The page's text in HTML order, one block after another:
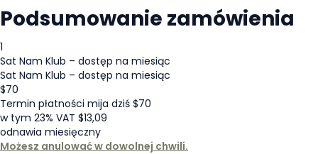
Podsumowanie zamówienia
1
Sat Nam Klub – dostęp na miesiąc
Sat Nam Klub – dostęp na miesiąc
$70
Termin płatności mija dziś $70
w tym 23% VAT $13,09
odnawia miesięczny
Możesz anulować w dowolnej chwili.